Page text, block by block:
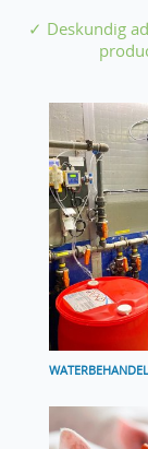
✓ Deskundig